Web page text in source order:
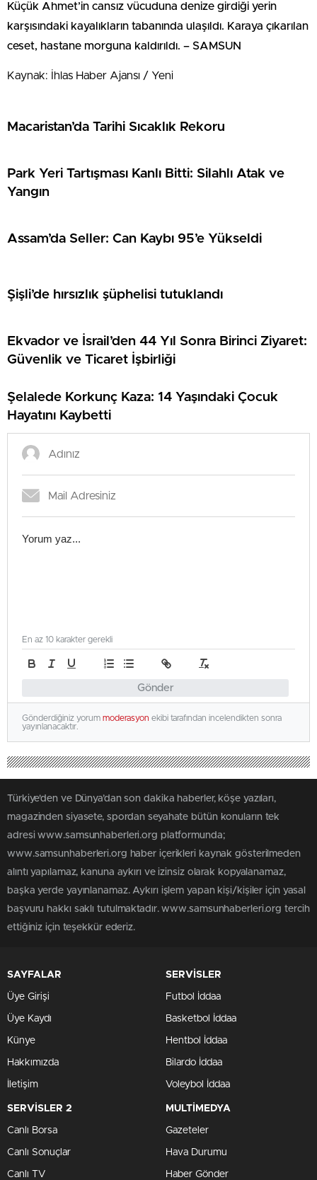
Küçük Ahmet’in cansız vücuduna denize girdiği yerin
karşısındaki kayalıkların tabanında ulaşıldı. Karaya çıkarılan
ceset, hastane morguna kaldırıldı. – SAMSUN
Kaynak: İhlas Haber Ajansı / Yeni
Macaristan’da Tarihi Sıcaklık Rekoru
Park Yeri Tartışması Kanlı Bitti: Silahlı Atak ve
Yangın
Assam’da Seller: Can Kaybı 95’e Yükseldi
Şişli’de hırsızlık şüphelisi tutuklandı
Ekvador ve İsrail’den 44 Yıl Sonra Birinci Ziyaret:
Güvenlik ve Ticaret İşbirliği
Şelalede Korkunç Kaza: 14 Yaşındaki Çocuk
Hayatını Kaybetti
Gönder
En az 10 karakter gerekli
Gönderdiğiniz yorum moderasyon ekibi tarafından incelendikten sonra
yayınlanacaktır.
Türkiye'den ve Dünya’dan son dakika haberler, köşe yazıları,
magazinden siyasete, spordan seyahate bütün konuların tek
adresi www.samsunhaberleri.org platformunda;
www.samsunhaberleri.org haber içerikleri kaynak gösterilmeden
alıntı yapılamaz, kanuna aykırı ve izinsiz olarak kopyalanamaz,
başka yerde yayınlanamaz. Aykırı işlem yapan kişi/kişiler için yasal
başvuru hakkı saklı tutulmaktadır. www.samsunhaberleri.org tercih
ettiğiniz için teşekkür ederiz.
SAYFALAR
Üye Girişi
Üye Kaydı
Künye
Hakkımızda
İletişim
SERVİSLER
Futbol İddaa
Basketbol İddaa
Hentbol İddaa
Bilardo İddaa
Voleybol İddaa
SERVİSLER 2
Canlı Borsa
Canlı Sonuçlar
Canlı TV
MULTİMEDYA
Gazeteler
Hava Durumu
Haber Gönder